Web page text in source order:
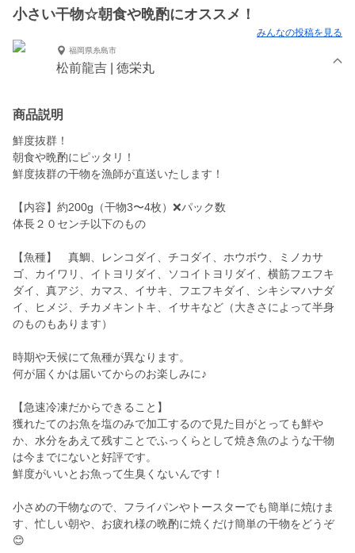
小さい干物☆朝食や晩酌にオススメ！
みんなの投稿を見る
福岡県糸島市
松前龍吉 | 徳栄丸
商品説明
鮮度抜群！
朝食や晩酌にピッタリ！
鮮度抜群の干物を漁師が直送いたします！
【内容】約200g（干物3〜4枚）❌パック数
体長２０センチ以下のもの
【魚種】 真鯛、レンコダイ、チコダイ、ホウボウ、ミノカサ
ゴ、カイワリ、イトヨリダイ、ソコイトヨリダイ、横筋フエフキ
ダイ、真アジ、カマス、イサキ、フエフキダイ、シキシマハナダ
イ、ヒメジ、チカメキントキ、イサキなど（大きさによって半身
のものもあります）
時期や天候にて魚種が異なります。
何が届くかは届いてからのお楽しみに♪
【急速冷凍だからできること】
獲れたてのお魚を塩のみで加工するので見た目がとっても鮮や
か、水分をあえて残すことでふっくらとして焼き魚のような干物
は今までにないと好評です。
鮮度がいいとお魚って生臭くないんです！
小さめの干物なので、フライパンやトースターでも簡単に焼けま
す、忙しい朝や、お疲れ様の晩酌に焼くだけ簡単の干物をどうぞ
😊